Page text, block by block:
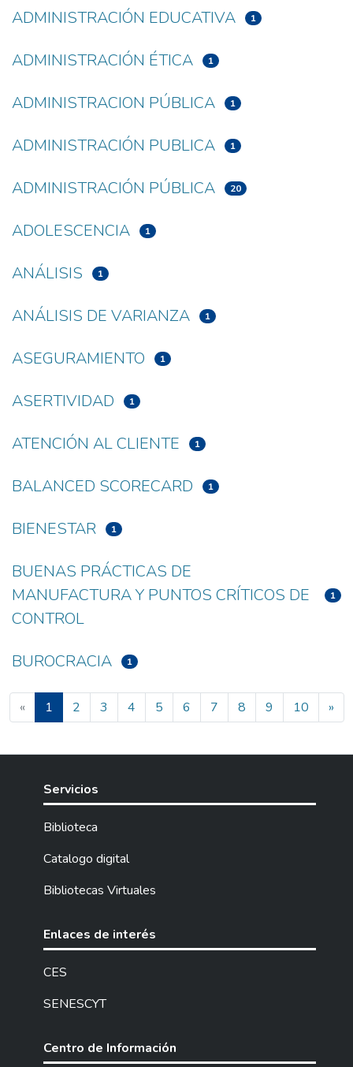
ADMINISTRACIÓN EDUCATIVA 1
ADMINISTRACIÓN ÉTICA 1
ADMINISTRACION PÚBLICA 1
ADMINISTRACIÓN PUBLICA 1
ADMINISTRACIÓN PÚBLICA 20
ADOLESCENCIA 1
ANÁLISIS 1
ANÁLISIS DE VARIANZA 1
ASEGURAMIENTO 1
ASERTIVIDAD 1
ATENCIÓN AL CLIENTE 1
BALANCED SCORECARD 1
BIENESTAR 1
BUENAS PRÁCTICAS DE
MANUFACTURA Y PUNTOS CRÍTICOS DE
CONTROL
1
BUROCRACIA 1
« 1(current)
2 3 4 5 6 7 8 9 10 »
Servicios
Biblioteca
Catalogo digital
Bibliotecas Virtuales
Enlaces de interés
CES
SENESCYT
Centro de Información